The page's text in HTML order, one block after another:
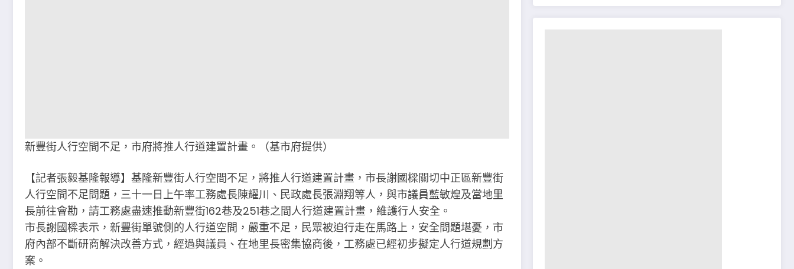
新豐街人行空間不足，市府將推人行道建置計畫。（基市府提供）
【記者張毅基隆報導】基隆新豐街人行空間不足，將推人行道建置計畫，市長謝國樑關切中正區新豐街
人行空間不足問題，三十一日上午率工務處長陳耀川、民政處長張淵翔等人，與市議員藍敏煌及當地里
長前往會勘，請工務處盡速推動新豐街162巷及251巷之間人行道建置計畫，維護行人安全。
市長謝國樑表示，新豐街單號側的人行道空間，嚴重不足，民眾被迫行走在馬路上，安全問題堪憂，市
府內部不斷研商解決改善方式，經過與議員、在地里長密集協商後，工務處已經初步擬定人行道規劃方
案。